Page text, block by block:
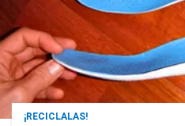
¡RECICLALAS!